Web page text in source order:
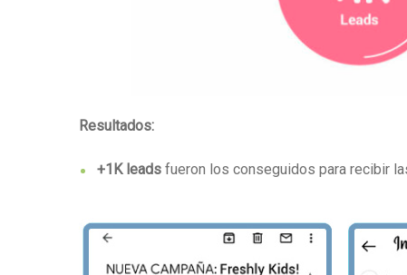
Resultados:
+1K leads fueron los conseguidos para recibir